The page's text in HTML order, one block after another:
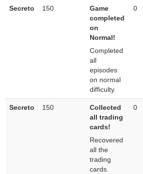
Secreto 150
Game
completed
on
Normal!
Completed
all
episodes
on normal
difficulty.
0
Secreto 150
Collected
all trading
cards!
Recovered
all the
trading
cards.
0